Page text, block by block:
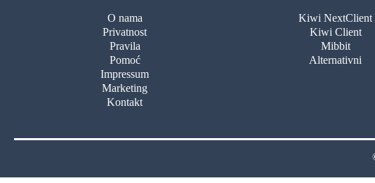
O nama
Privatnost
Pravila
Pomoć
Impressum
Marketing
Kontakt
Kiwi NextClient
Kiwi Client
Mibbit
Alternativni